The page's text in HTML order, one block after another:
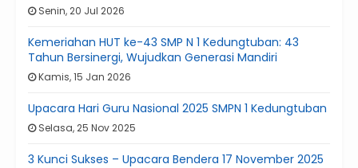
Senin, 20 Jul 2026
Kemeriahan HUT ke-43 SMP N 1 Kedungtuban: 43
Tahun Bersinergi, Wujudkan Generasi Mandiri
Kamis, 15 Jan 2026
Upacara Hari Guru Nasional 2025 SMPN 1 Kedungtuban
Selasa, 25 Nov 2025
3 Kunci Sukses – Upacara Bendera 17 November 2025